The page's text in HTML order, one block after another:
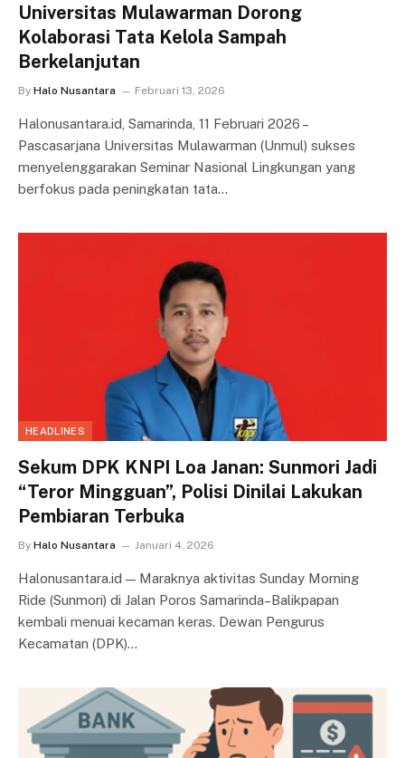
Universitas Mulawarman Dorong
Kolaborasi Tata Kelola Sampah
Berkelanjutan
By Halo Nusantara Februari 13, 2026
Halonusantara.id, Samarinda, 11 Februari 2026 –
Pascasarjana Universitas Mulawarman (Unmul) sukses
menyelenggarakan Seminar Nasional Lingkungan yang
berfokus pada peningkatan tata…
HEADLINES
Sekum DPK KNPI Loa Janan: Sunmori Jadi
“Teror Mingguan”, Polisi Dinilai Lakukan
Pembiaran Terbuka
By Halo Nusantara Januari 4, 2026
Halonusantara.id — Maraknya aktivitas Sunday Morning
Ride (Sunmori) di Jalan Poros Samarinda–Balikpapan
kembali menuai kecaman keras. Dewan Pengurus
Kecamatan (DPK)…